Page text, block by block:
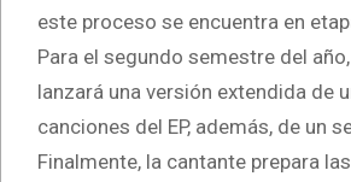
este proceso se encuentra en
Para el segundo semestre del
lanzará una versión extendida de
canciones del EP, además, de un
Finalmente, la cantante prepara